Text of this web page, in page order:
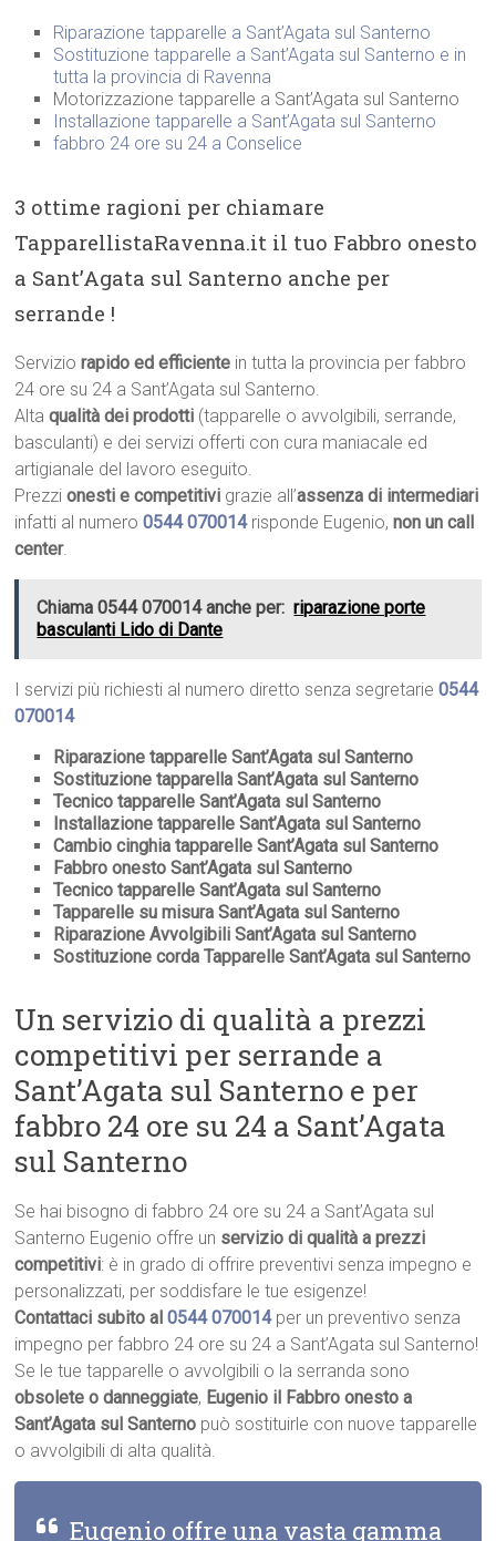
Riparazione tapparelle a Sant’Agata sul Santerno
Sostituzione tapparelle a Sant’Agata sul Santerno e in
tutta la provincia di Ravenna
Motorizzazione tapparelle a Sant’Agata sul Santerno
Installazione tapparelle a Sant’Agata sul Santerno
fabbro 24 ore su 24 a Conselice
3 ottime ragioni per chiamare
TapparellistaRavenna.it il tuo Fabbro onesto
a Sant’Agata sul Santerno anche per
serrande !
Serviziorapido ed efficiente in tutta la provincia per fabbro
24 ore su 24 a Sant’Agata sul Santerno.
Altaqualità dei prodotti (tapparelle o avvolgibili, serrande,
basculanti) e dei servizi offerti con cura maniacale ed
artigianale del lavoro eseguito.
Prezzionesti e competitivi grazie all’assenza di intermediari
infatti al numero0544 070014 risponde Eugenio,non un call
center.
Chiama 0544 070014 anche per: riparazione porte
basculanti Lido di Dante
I servizi più richiesti al numero diretto senza segretarie0544
070014
Riparazione tapparelle Sant’Agata sul Santerno
Sostituzione tapparella Sant’Agata sul Santerno
Tecnico tapparelle Sant’Agata sul Santerno
Installazione tapparelle Sant’Agata sul Santerno
Cambio cinghia tapparelle Sant’Agata sul Santerno
Fabbro onesto Sant’Agata sul Santerno
Tecnico tapparelle Sant’Agata sul Santerno
Tapparelle su misura Sant’Agata sul Santerno
Riparazione Avvolgibili Sant’Agata sul Santerno
Sostituzione corda Tapparelle Sant’Agata sul Santerno
Un servizio di qualità a prezzi
competitivi per serrande a
Sant’Agata sul Santerno e per
fabbro 24 ore su 24 a Sant’Agata
sul Santerno
Se hai bisogno di fabbro 24 ore su 24 a Sant’Agata sul
Santerno Eugenio offre un servizio di qualità a prezzi
competitivi: è in grado di offrire preventivi senza impegno e
personalizzati, per soddisfare le tue esigenze!
Contattaci subito al0544 070014 per un preventivo senza
impegno per fabbro 24 ore su 24 a Sant’Agata sul Santerno!
Se le tue tapparelle o avvolgibili o la serranda sono
obsolete o danneggiate, Eugenio il Fabbro onesto a
Sant’Agata sul Santerno può sostituirle con nuove tapparelle
o avvolgibili di alta qualità.
Eugenio offre una vasta gamma